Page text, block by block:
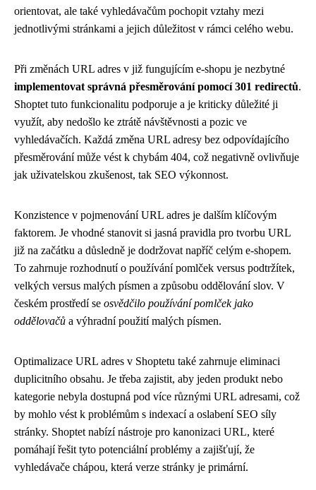
orientovat, ale také vyhledávačům pochopit vztahy mezi
jednotlivými stránkami a jejich důležitost v rámci celého webu.
Při změnách URL adres v již fungujícím e-shopu je nezbytné
implementovat správná přesměrování pomocí 301 redirectů.
Shoptet tuto funkcionalitu podporuje a je kriticky důležité ji
využít, aby nedošlo ke ztrátě návštěvnosti a pozic ve
vyhledávačích. Každá změna URL adresy bez odpovídajícího
přesměrování může vést k chybám 404, což negativně ovlivňuje
jak uživatelskou zkušenost, tak SEO výkonnost.
Konzistence v pojmenování URL adres je dalším klíčovým
faktorem. Je vhodné stanovit si jasná pravidla pro tvorbu URL
již na začátku a důsledně je dodržovat napříč celým e-shopem.
To zahrnuje rozhodnutí o používání pomlček versus podtržítek,
velkých versus malých písmen a způsobu oddělování slov. V
českém prostředí se osvědčilo používání pomlček jako
oddělovačů a výhradní použití malých písmen.
Optimalizace URL adres v Shoptetu také zahrnuje eliminaci
duplicitního obsahu. Je třeba zajistit, aby jeden produkt nebo
kategorie nebyla dostupná pod více různými URL adresami, což
by mohlo vést k problémům s indexací a oslabení SEO síly
stránky. Shoptet nabízí nástroje pro kanonizaci URL, které
pomáhají řešit tyto potenciální problémy a zajišťují, že
vyhledávače chápou, která verze stránky je primární.